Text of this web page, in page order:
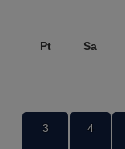
Pt Sa
3 4